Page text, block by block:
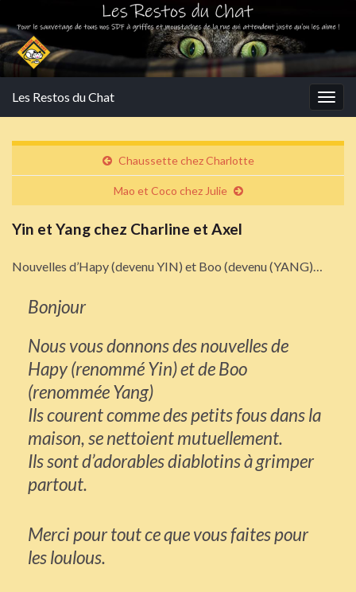
Les Restos du Chat
Chaussette chez Charlotte
Mao et Coco chez Julie
Yin et Yang chez Charline et Axel
Nouvelles d’Hapy (devenu YIN) et Boo (devenu (YANG)…
Bonjour
Nous vous donnons des nouvelles de
Hapy (renommé Yin) et de Boo
(renommée Yang)
Ils courent comme des petits fous dans la
maison, se nettoient mutuellement.
Ils sont d’adorables diablotins à grimper
partout.
Merci pour tout ce que vous faites pour
les loulous.